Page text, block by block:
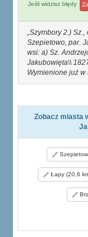
Jeśli widzisz błędy
Szymbory 2.) Sz.,
Szepietowo, par.
wsi: a) Sz.
Jakubowięta\\
Wymienione już w
Zobacz miasta
Łapy (20,6